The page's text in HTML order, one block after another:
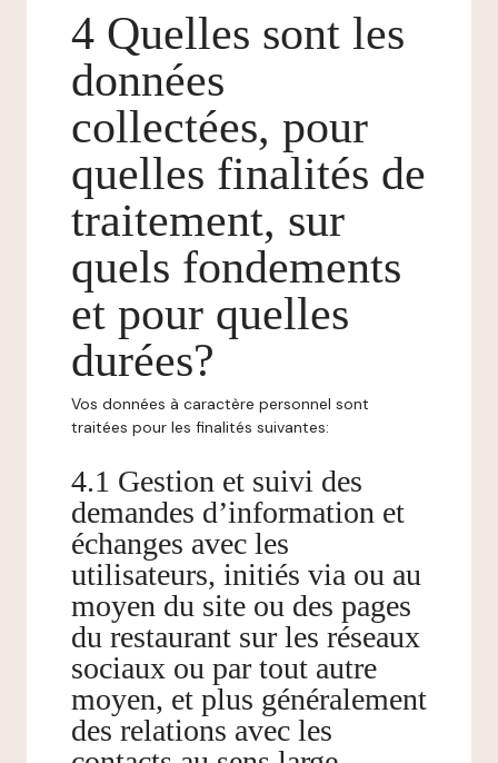
4 Quelles sont les
données
collectées, pour
quelles finalités de
traitement, sur
quels fondements
et pour quelles
durées?
Vos données à caractère personnel sont
traitées pour les finalités suivantes:
4.1 Gestion et suivi des
demandes d’information et
échanges avec les
utilisateurs, initiés via ou au
moyen du site ou des pages
du restaurant sur les réseaux
sociaux ou par tout autre
moyen, et plus généralement
des relations avec les